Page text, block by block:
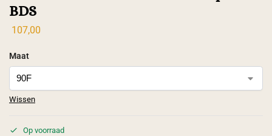
BDS
107,00
Maat
Wissen
Op voorraad